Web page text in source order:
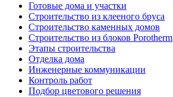
Готовые дома и участки
Строительство из клееного бруса
Строительство каменных домов
Строительство из блоков Porotherm
Этапы строительства
Отделка дома
Инженерные коммуникации
Контроль работ
Подбор цветового решения